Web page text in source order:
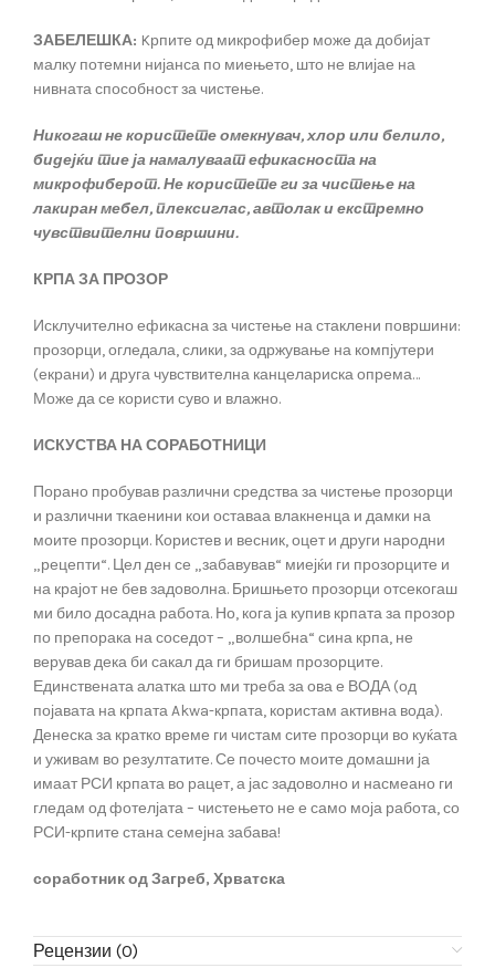
ЗАБЕЛЕШКА: Kрпите од микрофибер може да добијат
малку потемни нијанса по миењето, што не влијае на
нивната способност за чистење.
Никогаш не користете омекнувач, хлор или белило,
бидејќи тие ја намалуваат ефикасноста на
микрофиберот. Не користете ги за чистење на
лакиран мебел, плексиглас, автолак и екстремно
чувствителни површини.
КРПА ЗА ПРОЗОР
Исклучително ефикасна за чистење на стаклени површини:
прозорци, огледала, слики, за одржување на компјутери
(екрани) и друга чувствителна канцелариска опрема…
Може да се користи суво и влажно.
ИСКУСТВА НА СОРАБОТНИЦИ
Порано пробував различни средства за чистење прозорци
и различни ткаенини кои оставаа влакненца и дамки на
моите прозорци. Користев и весник, оцет и други народни
„рецепти“. Цел ден се „забавував“ миејќи ги прозорците и
на крајот не бев задоволна. Бришњето прозорци отсекогаш
ми било досадна работа. Но, кога ја купив крпата за прозор
по препорака на соседот – „волшебна“ сина крпа, не
верував дека би сакал да ги бришам прозорците.
Единствената алатка што ми треба за ова е ВОДА (од
појавата на крпата Akwa-крпата, користам активна вода).
Денеска за кратко време ги чистам сите прозорци во куќата
и уживам во резултатите. Се почесто моите домашни ја
имаат РСИ крпата во рацет, а јас задоволно и насмеано ги
гледам од фотелјата – чистењето не е само моја работа, со
РСИ-крпите стана семејна забава!
соработник од Загреб, Хрватска
Рецензии (0)